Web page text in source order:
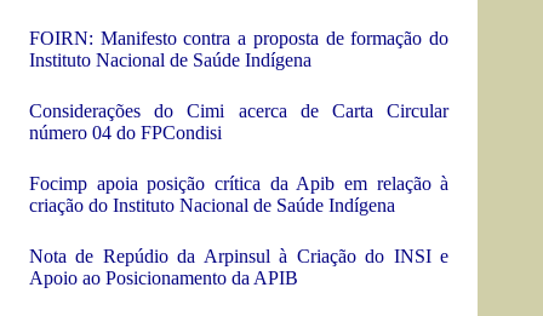
FOIRN: Manifesto contra a proposta de formação do
Instituto Nacional de Saúde Indígena
Considerações do Cimi acerca de Carta Circular
número 04 do FPCondisi
Focimp apoia posição crítica da Apib em relação à
criação do Instituto Nacional de Saúde Indígena
Nota de Repúdio da Arpinsul à Criação do INSI e
Apoio ao Posicionamento da APIB